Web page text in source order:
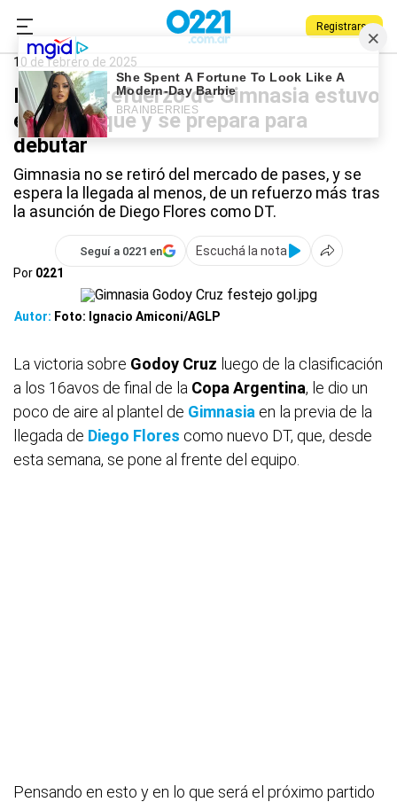
Registrarse
0221.com.ar Deportes
10 de febrero de 2025
El último refuerzo de Gimnasia estuvo
en el Bosque y se prepara para
debutar
Gimnasia no se retiró del mercado de pases, y se
espera la llegada al menos, de un refuerzo más tras
la asunción de Diego Flores como DT.
Seguí a 0221 en
Escuchá la nota
Por 0221
Autor: Foto: Ignacio Amiconi/AGLP
La victoria sobre Godoy Cruz luego de la clasificación
a los 16avos de final de la Copa Argentina, le dio un
poco de aire al plantel de Gimnasia en la previa de la
llegada de Diego Flores como nuevo DT, que, desde
esta semana, se pone al frente del equipo.
Pensando en esto y en lo que será el próximo partido